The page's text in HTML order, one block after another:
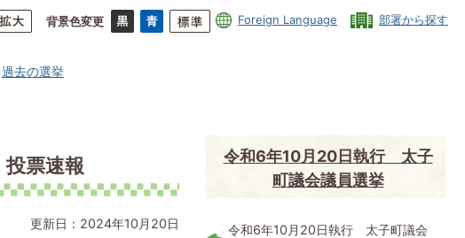
背景色変更 Foreign Language 部署から探す
過去の選挙
票速報
更新日：2024年10月20日
令和6年10月20日執行 太子
町議会議員選挙
令和6年10月20日執行 太子町議会